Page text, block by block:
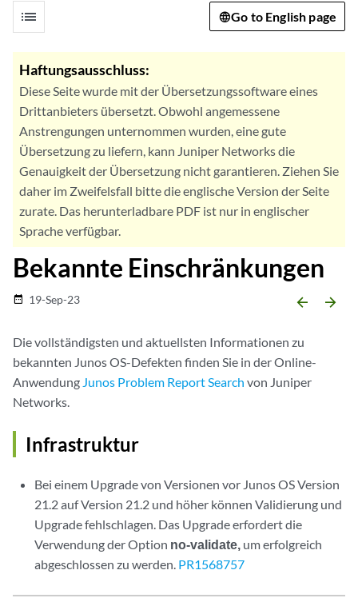
list Go to English page
Haftungsausschluss:
Diese Seite wurde mit der Übersetzungssoftware eines
Drittanbieters übersetzt. Obwohl angemessene
Anstrengungen unternommen wurden, eine gute
Übersetzung zu liefern, kann Juniper Networks die
Genauigkeit der Übersetzung nicht garantieren. Ziehen Sie
daher im Zweifelsfall bitte die englische Version der Seite
zurate. Das herunterladbare PDF ist nur in englischer
Sprache verfügbar.
Bekannte Einschränkungen
date_range 19-Sep-23 arrow_backward arrow_forward
Die vollständigsten und aktuellsten Informationen zu
bekannten Junos OS-Defekten finden Sie in der Online-
Anwendung Junos Problem Report Search von Juniper
Networks.
Infrastruktur
Bei einem Upgrade von Versionen vor Junos OS Version
21.2 auf Version 21.2 und höher können Validierung und
Upgrade fehlschlagen. Das Upgrade erfordert die
Verwendung der Option no-validate, um erfolgreich
abgeschlossen zu werden. PR1568757